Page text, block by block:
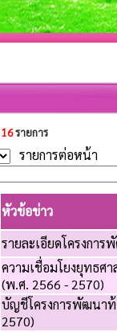
16รายการ
รายการต่อหน้า
หัวข้อข่าว
รายละเอียดโครงกา
ความเชื่อมโยงยุทธศ
(พ.ศ. 2566 - 2570)
บัญชีโครงการพัฒนา
2570)